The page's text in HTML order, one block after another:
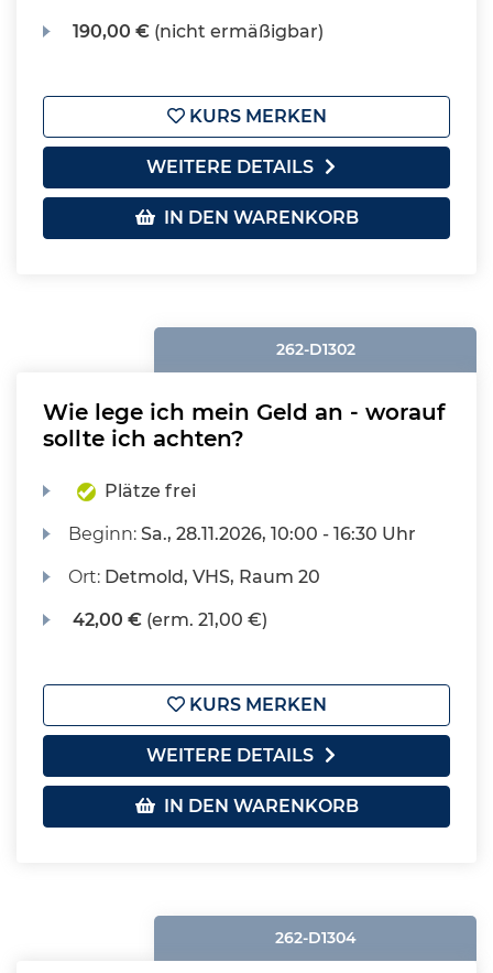
190,00 € (nicht ermäßigbar)
KURS MERKEN
WEITERE DETAILS
IN DEN WARENKORB
262-D1302
Wie lege ich mein Geld an - worauf
sollte ich achten?
Plätze frei
Beginn:Sa., 28.11.2026, 10:00 - 16:30 Uhr
Ort: Detmold, VHS, Raum 20
42,00 € (erm. 21,00 €)
KURS MERKEN
WEITERE DETAILS
IN DEN WARENKORB
262-D1304